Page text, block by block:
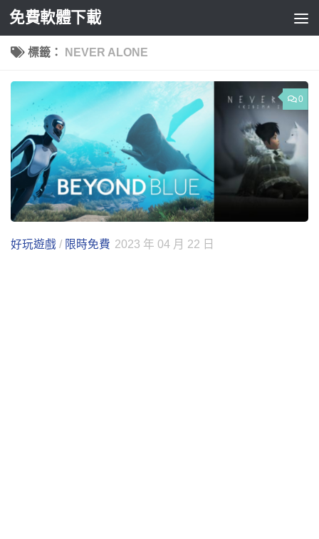
Skip to content
免費軟體下載
標籤： NEVER ALONE
0
好玩遊戲 / 限時免費 2023 年 04 月 22 日